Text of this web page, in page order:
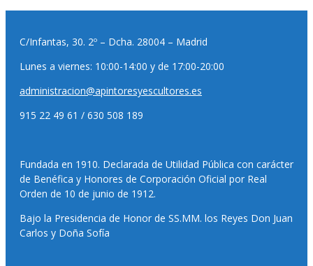
C/Infantas, 30. 2º – Dcha. 28004 – Madrid
Lunes a viernes: 10:00-14:00 y de 17:00-20:00
administracion@apintoresyescultores.es
915 22 49 61 / 630 508 189
Fundada en 1910. Declarada de Utilidad Pública con carácter
de Benéfica y Honores de Corporación Oficial por Real
Orden de 10 de junio de 1912.
Bajo la Presidencia de Honor de SS.MM. los Reyes Don Juan
Carlos y Doña Sofía